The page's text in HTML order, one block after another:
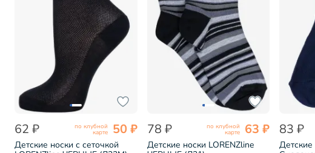
62 ₽ по клубной
карте 50 ₽
Детские носки с сеточкой
78 ₽ по клубной
карте 63 ₽
Детские носки LORENZline
83 ₽